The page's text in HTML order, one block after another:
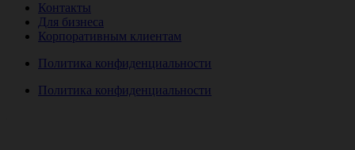
Контакты
Для бизнеса
Корпоративным клиентам
Политика конфиденциальности
Политика конфиденциальности